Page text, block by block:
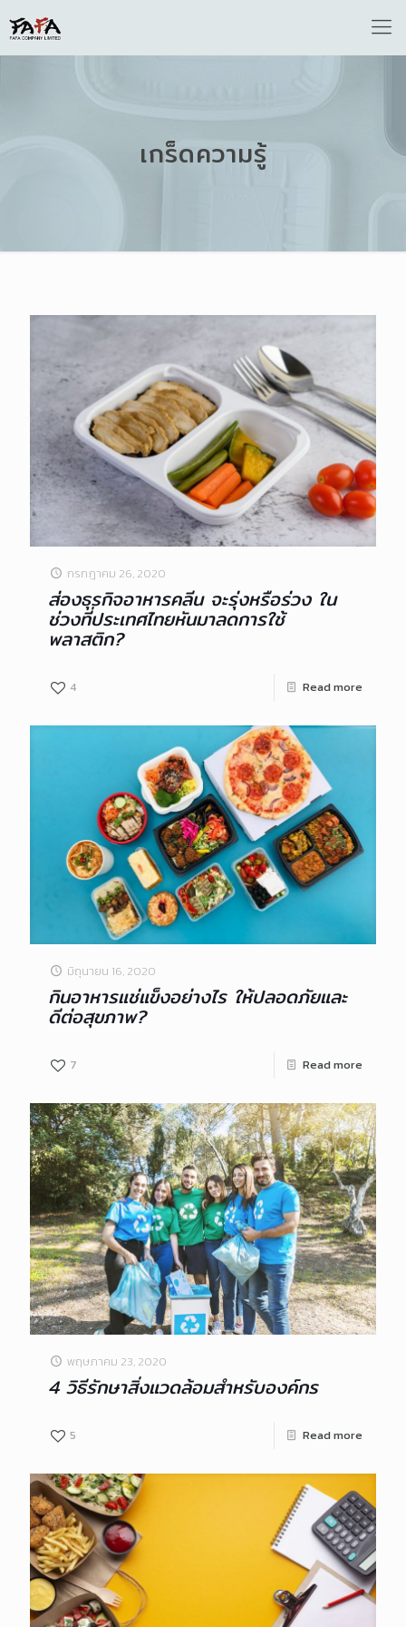
เกร็ดความรู้
กรกฎาคม 26, 2020
ส่องธุรกิจอาหารคลีน จะรุ่งหรือร่วง ใน
ช่วงที่ประเทศไทยหันมาลดการใช้
พลาสติก?
4 Read more
มิถุนายน 16, 2020
กินอาหารแช่แข็งอย่างไร ให้ปลอดภัยและ
ดีต่อสุขภาพ?
7 Read more
พฤษภาคม 23, 2020
4 วิธีรักษาสิ่งแวดล้อมสำหรับองค์กร
5 Read more